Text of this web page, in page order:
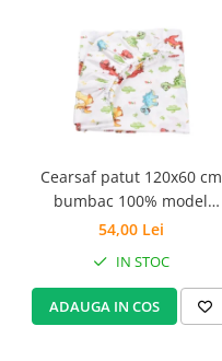
Cearsaf patut 120x60 cm
bumbac 100% model
dinozauri
54,00 Lei
IN STOC
ADAUGA IN COS